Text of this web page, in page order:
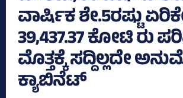
ವಾ‍ರ್ಷಿಕ ಶೇ.5ರಷ್ಟು
39,437.37 ಕೋಟಿ ರು
ಮೊತ್ತಕ್ಕೆ ಸದ್ದಿಲ್ಲದೇ
ಕ್ಯಾಬಿನೆಟ್